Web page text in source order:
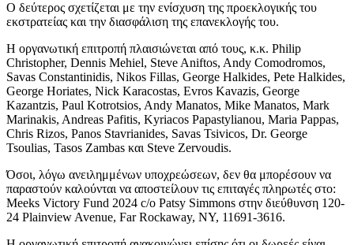
Ο δεύτερος σχετίζεται με την ενίσχυση της προεκλογικής του
εκστρατείας και την διασφάλιση της επανεκλογής του.
Η οργανωτική επιτροπή πλαισιώνεται από τους, κ.κ. Philip
Christopher, Dennis Mehiel, Steve Aniftos, Andy Comodromos,
Savas Constantinidis, Nikos Fillas, George Halkides, Pete Halkides,
George Horiates, Nick Karacostas, Evros Kavazis, George
Kazantzis, Paul Kotrotsios, Andy Manatos, Mike Manatos, Mark
Marinakis, Andreas Pafitis, Kyriacos Papastylianou, Maria Pappas,
Chris Rizos, Panos Stavrianides, Savas Tsivicos, Dr. George
Tsoulias, Tasos Zambas και Steve Zervoudis.
Όσοι, λόγω ανειλημμένων υποχρεώσεων, δεν θα μπορέσουν να
παραστούν καλούνται να αποστείλουν τις επιταγές πληρωτές στο:
Meeks Victory Fund 2024 c/o Patsy Simmons στην διεύθυνση 120-
24 Plainview Avenue, Far Rockaway, NY, 11691-3616.